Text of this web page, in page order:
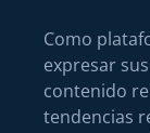
Como
expresar
contenido
tendencias